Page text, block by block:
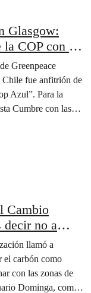
Glasgow:
COP con el
en
Greenpeace
Chile fue anfitrión de
Azul”. Para la
Cumbre con las
Cambio
no a
naturales”
llamó a
el carbón como
con las zonas de
Dominga, como